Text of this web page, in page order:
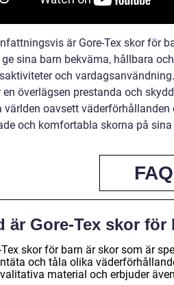
är Gore-Tex skor för
sina barn bekväma, hållbara
och
en överlägsen prestanda och
världen oavsett
och komfortabla skorna på sina
FAQ
är Gore-Tex skor för
Tex skor för barn är skor som är
och tåla olika
material och erbjuder